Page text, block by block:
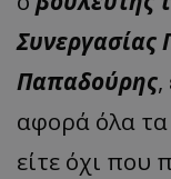
Συνεργασίας
Παπαδούρης,
αφορά όλα τα
είτε όχι που